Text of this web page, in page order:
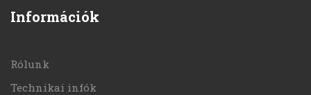
Információk
Rólunk
Technikai infók